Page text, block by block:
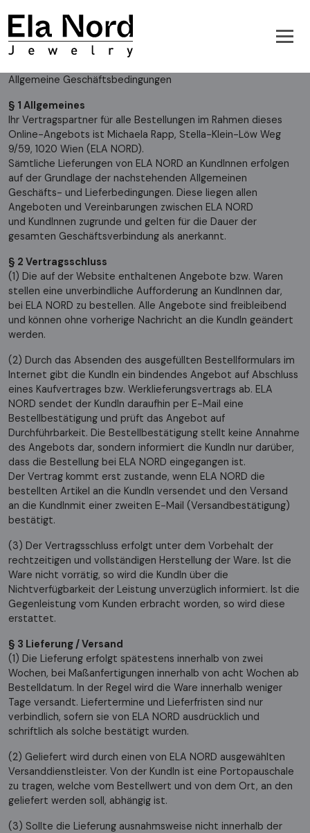
Allgemeine Geschäftsbedingungen
§ 1 Allgemeines
Ihr Vertragspartner für alle Bestellungen im Rahmen dieses
Online-Angebots ist Michaela Rapp, Stella-Klein-Löw Weg
9/59, 1020 Wien (ELA NORD).
Sämtliche Lieferungen von ELA NORD an KundInnen erfolgen
auf der Grundlage der nachstehenden Allgemeinen
Geschäfts- und Lieferbedingungen. Diese liegen allen
Angeboten und Vereinbarungen zwischen ELA NORD
und KundInnen zugrunde und gelten für die Dauer der
gesamten Geschäftsverbindung als anerkannt.
§ 2 Vertragsschluss
(1) Die auf der Website enthaltenen Angebote bzw. Waren
stellen eine unverbindliche Aufforderung an KundInnen dar,
bei ELA NORD zu bestellen. Alle Angebote sind freibleibend
und können ohne vorherige Nachricht an die KundIn geändert
werden.
(2) Durch das Absenden des ausgefüllten Bestellformulars im
Internet gibt die KundIn ein bindendes Angebot auf Abschluss
eines Kaufvertrages bzw. Werklieferungsvertrags ab. ELA
NORD sendet der KundIn daraufhin per E-Mail eine
Bestellbestätigung und prüft das Angebot auf
Durchführbarkeit. Die Bestellbestätigung stellt keine Annahme
des Angebots dar, sondern informiert die KundIn nur darüber,
dass die Bestellung bei ELA NORD eingegangen ist.
Der Vertrag kommt erst zustande, wenn ELA NORD die
bestellten Artikel an die KundIn versendet und den Versand
an die KundInmit einer zweiten E-Mail (Versandbestätigung)
bestätigt.
(3) Der Vertragsschluss erfolgt unter dem Vorbehalt der
rechtzeitigen und vollständigen Herstellung der Ware. Ist die
Ware nicht vorrätig, so wird die KundIn über die
Nichtverfügbarkeit der Leistung unverzüglich informiert. Ist die
Gegenleistung vom Kunden erbracht worden, so wird diese
erstattet.
§ 3 Lieferung / Versand
(1) Die Lieferung erfolgt spätestens innerhalb von zwei
Wochen, bei Maßanfertigungen innerhalb von acht Wochen ab
Bestelldatum. In der Regel wird die Ware innerhalb weniger
Tage versandt. Liefertermine und Lieferfristen sind nur
verbindlich, sofern sie von ELA NORD ausdrücklich und
schriftlich als solche bestätigt wurden.
(2) Geliefert wird durch einen von ELA NORD ausgewählten
Versanddienstleister. Von der KundIn ist eine Portopauschale
zu tragen, welche vom Bestellwert und von dem Ort, an den
geliefert werden soll, abhängig ist.
(3) Sollte die Lieferung ausnahmsweise nicht innerhalb der